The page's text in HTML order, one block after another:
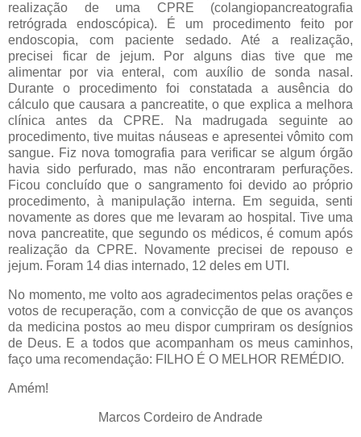
realização de uma CPRE (colangiopancreatografia
retrógrada endoscópica). É um procedimento feito por
endoscopia, com paciente sedado. Até a realização,
precisei ficar de jejum. Por alguns dias tive que me
alimentar por via enteral, com auxílio de sonda nasal.
Durante o procedimento foi constatada a ausência do
cálculo que causara a pancreatite, o que explica a melhora
clínica antes da CPRE. Na madrugada seguinte ao
procedimento, tive muitas náuseas e apresentei vômito com
sangue. Fiz nova tomografia para verificar se algum órgão
havia sido perfurado, mas não encontraram perfurações.
Ficou concluído que o sangramento foi devido ao próprio
procedimento, à manipulação interna. Em seguida, senti
novamente as dores que me levaram ao hospital. Tive uma
nova pancreatite, que segundo os médicos, é comum após
realização da CPRE. Novamente precisei de repouso e
jejum. Foram 14 dias internado, 12 deles em UTI.
No momento, me volto aos agradecimentos pelas orações e
votos de recuperação, com a convicção de que os avanços
da medicina postos ao meu dispor cumpriram os desígnios
de Deus. E a todos que acompanham os meus caminhos,
faço uma recomendação: FILHO É O MELHOR REMÉDIO.
Amém!
Marcos Cordeiro de Andrade